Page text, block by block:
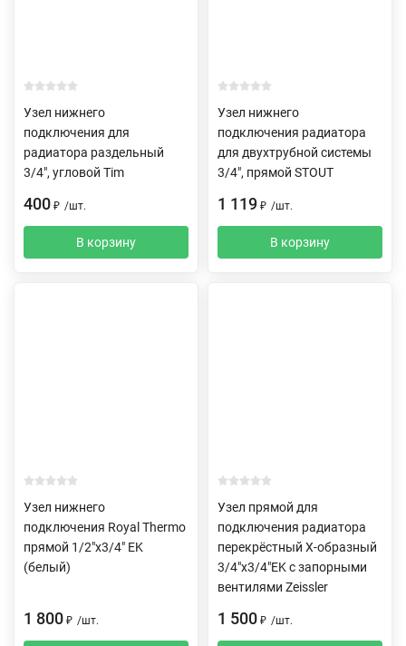
Узел нижнего
подключения для
радиатора раздельный
3/4", угловой Tim
400 ₽ /шт.
В корзину
Узел нижнего
подключения радиатора
для двухтрубной системы
3/4", прямой STOUT
1 119 ₽ /шт.
В корзину
Узел нижнего
подключения Royal Thermo
прямой 1/2"х3/4" EK
(белый)
1 800 ₽ /шт.
Узел прямой для
подключения радиатора
перекрёстный Х-образный
3/4"х3/4"EK с запорными
вентилями Zeissler
1 500 ₽ /шт.